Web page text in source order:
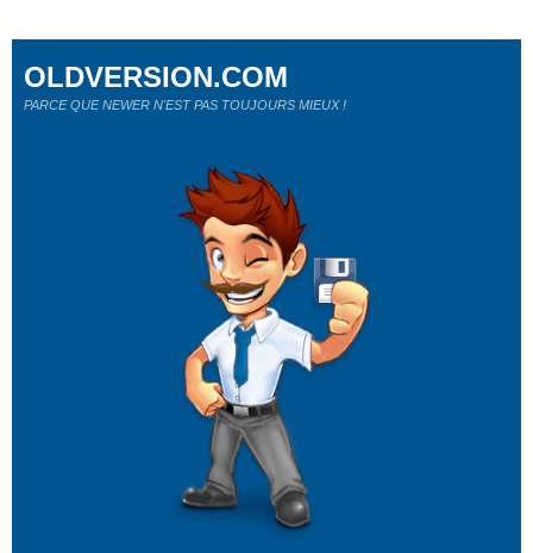
OLDVERSION.COM
PARCE QUE NEWER N'EST PAS TOUJOURS MIEUX !